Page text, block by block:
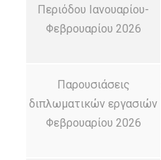
Περιόδου Ιανουαρίου-
Φεβρουαρίου 2026
Παρουσιάσεις
διπλωματικών εργασιών
Φεβρουαρίου 2026